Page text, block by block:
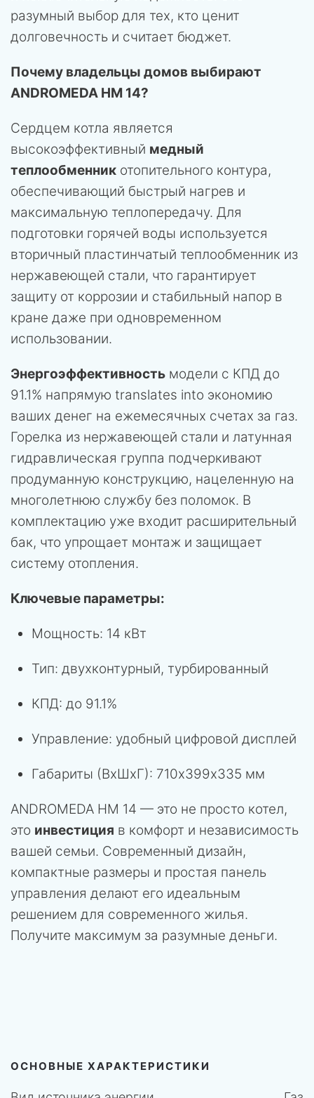
разумный выбор для тех, кто ценит
долговечность и считает бюджет.
Почему владельцы домов выбирают
ANDROMEDA HM 14?
Сердцем котла является
высокоэффективный медный
теплообменник отопительного контура,
обеспечивающий быстрый нагрев и
максимальную теплопередачу. Для
подготовки горячей воды используется
вторичный пластинчатый теплообменник из
нержавеющей стали, что гарантирует
защиту от коррозии и стабильный напор в
кране даже при одновременном
использовании.
Энергоэффективность модели с КПД до
91.1% напрямую translates into экономию
ваших денег на ежемесячных счетах за газ.
Горелка из нержавеющей стали и латунная
гидравлическая группа подчеркивают
продуманную конструкцию, нацеленную на
многолетнюю службу без поломок. В
комплектацию уже входит расширительный
бак, что упрощает монтаж и защищает
систему отопления.
Ключевые параметры:
Мощность: 14 кВт
Тип: двухконтурный, турбированный
КПД: до 91.1%
Управление: удобный цифровой дисплей
Габариты (ВхШхГ): 710х399х335 мм
ANDROMEDA HM 14 — это не просто котел,
это инвестиция в комфорт и независимость
вашей семьи. Современный дизайн,
компактные размеры и простая панель
управления делают его идеальным
решением для современного жилья.
Получите максимум за разумные деньги.
ОСНОВНЫЕ ХАРАКТЕРИСТИКИ